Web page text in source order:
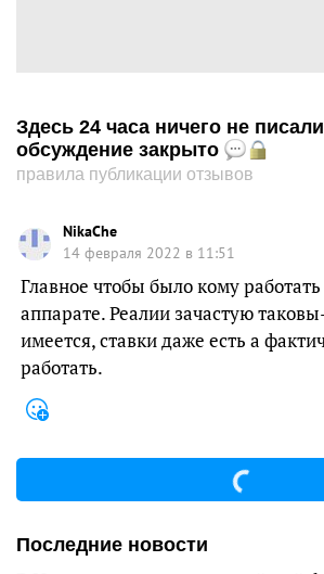
Здесь 24 часа ничего не
обсуждение закрыто
правила публикации отзывов
NikaChe
14 февраля 2022 в 11:51
Главное чтобы было кому
аппарате. Реалии зачастую
имеется, ставки даже есть а
работать.
Последние новости